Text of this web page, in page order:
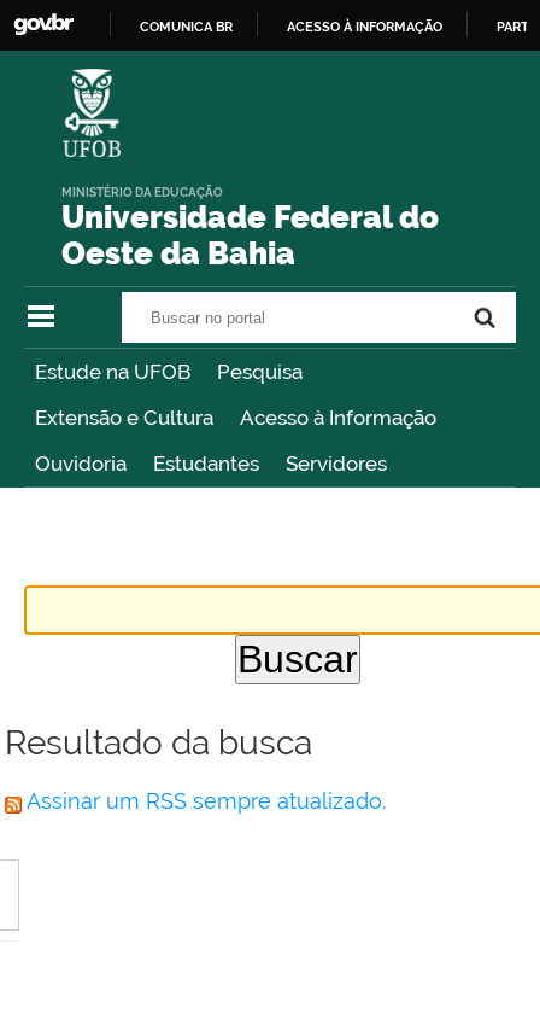
COMUNICA BR ACESSO À INFORMAÇÃO
Universidade Federal do
Oeste da Bahia
MINISTÉRIO DA EDUCAÇÃO
Estude na UFOB
Pesquisa
Extensão e Cultura
Acesso à Informação
Ouvidoria
Estudantes Servidores
Resultado da busca
Assinar um RSS sempre atualizado.